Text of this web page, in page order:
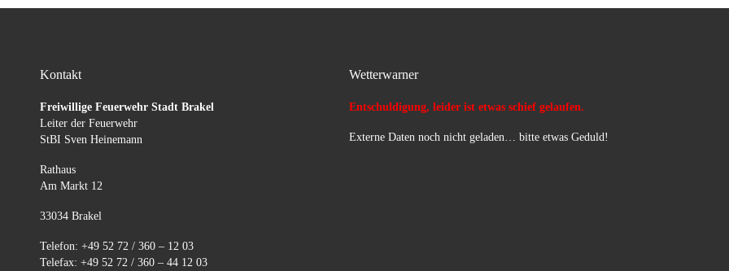
Kontakt
Freiwillige Feuerwehr Stadt Brakel
Leiter der Feuerwehr
StBI Sven Heinemann
Rathaus
Am Markt 12
33034 Brakel
Telefon: +49 52 72 / 360 – 12 03
Telefax: +49 52 72 / 360 – 44 12 03
Wetterwarner
Entschuldigung, leider ist etwas schief gelaufen.
Externe Daten noch nicht geladen… bitte etwas Geduld!